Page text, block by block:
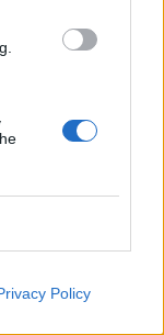
Policy